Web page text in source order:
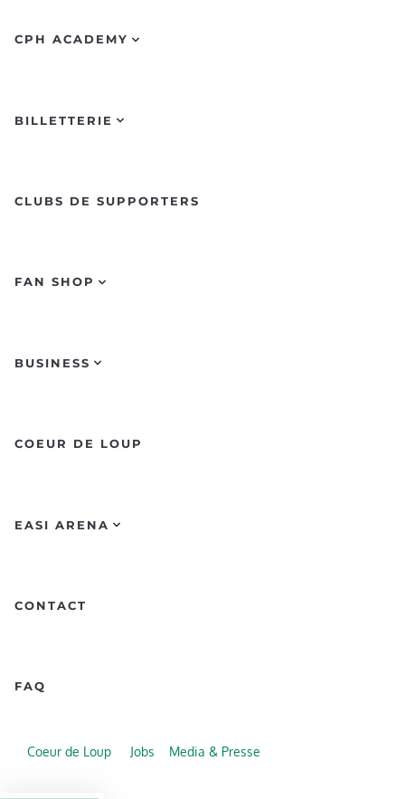
CPH ACADEMY
BILLETTERIE
CLUBS DE SUPPORTERS
FAN SHOP
BUSINESS
COEUR DE LOUP
EASI ARENA
CONTACT
FAQ
Coeur de Loup Jobs Media & Presse